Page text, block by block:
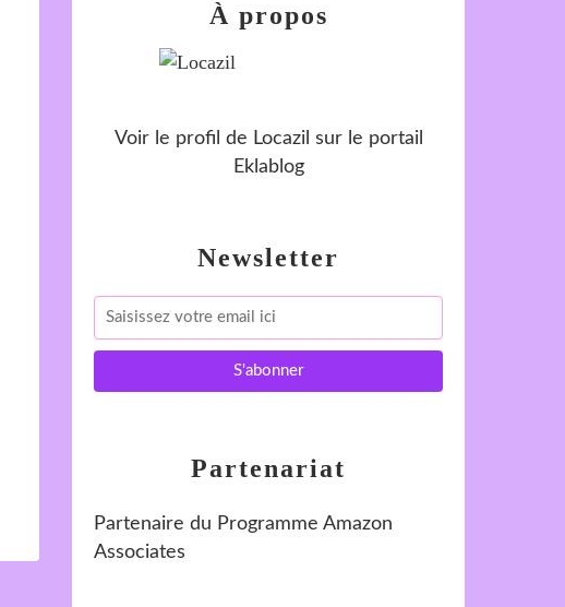
Newsletter
À propos
Voir le profil de Locazil sur le portail
Eklablog
Partenariat
Partenaire du Programme Amazon
Associates